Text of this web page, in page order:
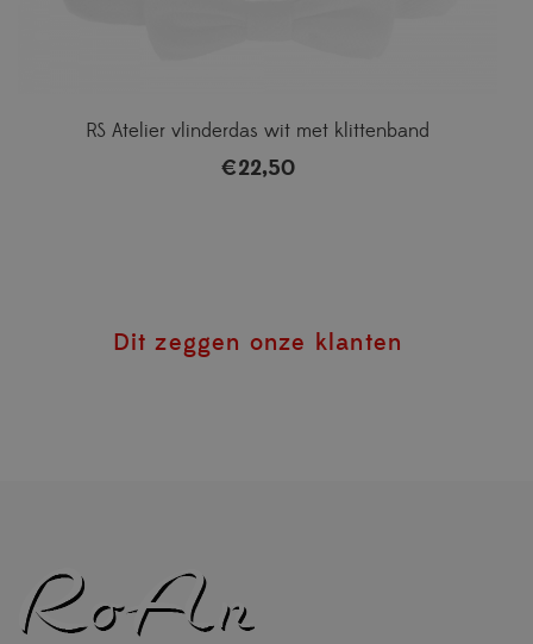
RS Atelier vlinderdas wit met klittenband
€22,50
Dit zeggen onze klanten